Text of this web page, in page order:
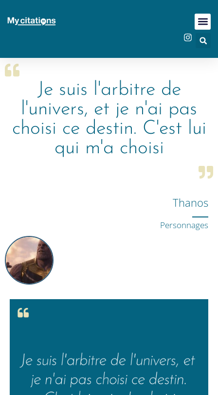
Je suis l'arbitre de
l'univers, et je n'ai pas
choisi ce destin. C'est lui
qui m'a choisi
Thanos
Personnages